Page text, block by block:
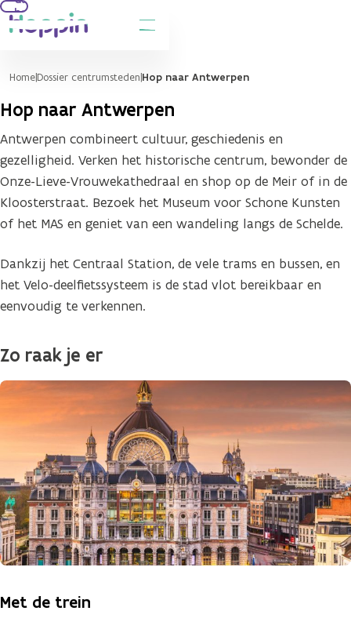
hoofdinhoud
HomeDossier centrumsteden Hop naar Antwerpen
Hop naar Antwerpen
Antwerpen combineert cultuur, geschiedenis en
gezelligheid. Verken het historische centrum, bewonder de
Onze-Lieve-Vrouwekathedraal en shop op de Meir of in de
Kloosterstraat. Bezoek het Museum voor Schone Kunsten
of het MAS en geniet van een wandeling langs de Schelde.
Dankzij het Centraal Station, de vele trams en bussen, en
het Velo-deelfietssysteem is de stad vlot bereikbaar en
eenvoudig te verkennen.
Zo raak je er
Met de trein